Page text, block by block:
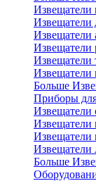
Извещатели
Извещатели
Извещатели
Извещатели
Больше
Приборы
Извещатели
Извещатели
Извещатели
Извещатели
Больше